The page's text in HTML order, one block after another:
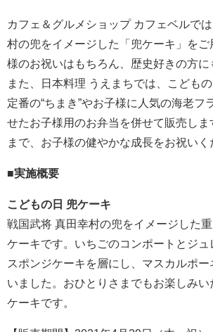
カフェ＆グルメショップ カフェベルで
村の兜をイメージした「兜ケーキ」をご
様のお祝いはもちろん、歴史好きの方に
また、日本料理 うえまちでは、こども
定番の“ちまき”やお子様に人気の海老フ
せたお子様用のお弁当を併せて販売しま
まで、お子様の健やかな成長をお祝いく
■実施概要
こどもの日 兜ケーキ
戦国武将 真田幸村の兜をイメージした
ケーキです。いちごのコンポートとジ
スポンジケーキを層にし、マスカルポ
いました。おひとりさまでもお楽しみ
ケーキです。